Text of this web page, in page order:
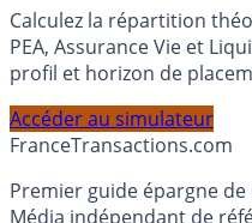
Simulateur
Calculez la répartition
PEA, Assurance Vie et
profil et horizon de
FranceTransactions.com